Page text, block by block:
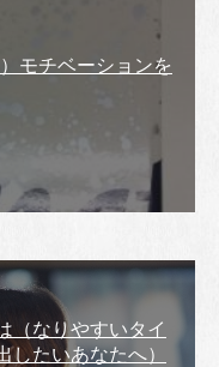
モチベーションを
（なりやすいタイ
したいあなたへ）